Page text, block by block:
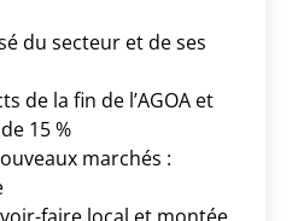
du secteur et de ses
de la fin de l’AGOA et
15 %
marchés :